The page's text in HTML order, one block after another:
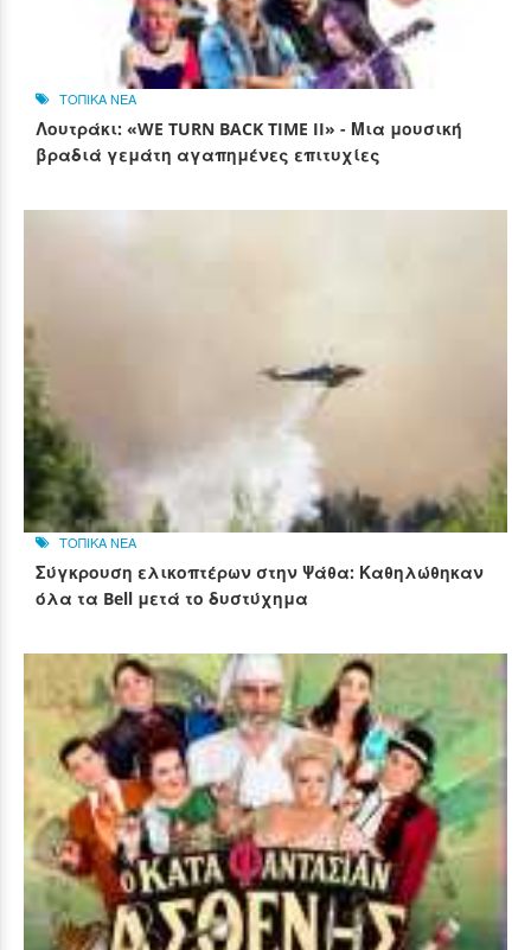
ΤΟΠΙΚΑ ΝΕΑ
Λουτράκι: «WE TURN BACK TIME II» - Μια μουσική
βραδιά γεμάτη αγαπημένες επιτυχίες
ΤΟΠΙΚΑ ΝΕΑ
Σύγκρουση ελικοπτέρων στην Ψάθα: Καθηλώθηκαν
όλα τα Bell μετά το δυστύχημα